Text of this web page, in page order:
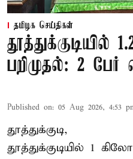
தமிழக செய்திகள்
தூத்துக்குடியில்
பறிமுதல்: 2 பேர்
Published on: 05 Aug 2026, 4:53
தூத்துக்குடி,
தூத்துக்குடியில் 1